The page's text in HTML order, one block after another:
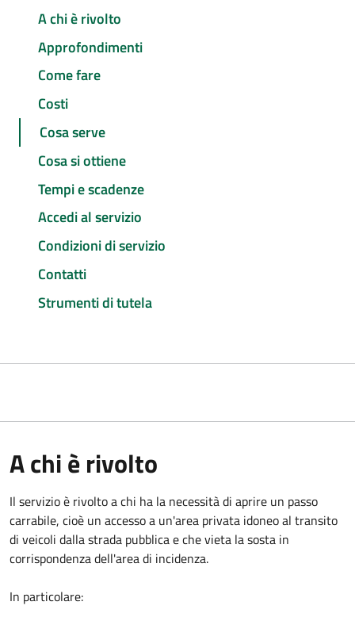
A chi è rivolto
Approfondimenti
Come fare
Costi
Cosa serve
Cosa si ottiene
Tempi e scadenze
Accedi al servizio
Condizioni di servizio
Contatti
Strumenti di tutela
A chi è rivolto
Il servizio è rivolto a chi ha la necessità di aprire un passo
carrabile, cioè un accesso a un'area privata idoneo al transito
di veicoli dalla strada pubblica e che vieta la sosta in
corrispondenza dell'area di incidenza.
In particolare: